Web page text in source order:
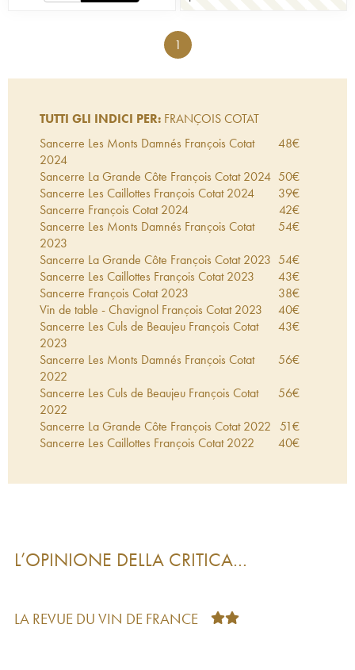
1
TUTTI GLI INDICI PER: FRANÇOIS COTAT
Sancerre Les Monts Damnés François Cotat
2024
48€
Sancerre La Grande Côte François Cotat 2024 50€
Sancerre Les Caillottes François Cotat 2024 39€
Sancerre François Cotat 2024 42€
Sancerre Les Monts Damnés François Cotat
2023
54€
Sancerre La Grande Côte François Cotat 2023 54€
Sancerre Les Caillottes François Cotat 2023 43€
Sancerre François Cotat 2023 38€
Vin de table - Chavignol François Cotat 2023 40€
Sancerre Les Culs de Beaujeu François Cotat
2023
43€
Sancerre Les Monts Damnés François Cotat
2022
56€
Sancerre Les Culs de Beaujeu François Cotat
2022
56€
Sancerre La Grande Côte François Cotat 2022 51€
Sancerre Les Caillottes François Cotat 2022 40€
Sancerre La Grande Côte François Cotat
Sancerre Les Monts Damnés François Cotat
L’OPINIONE DELLA CRITICA…
LA REVUE DU VIN DE FRANCE